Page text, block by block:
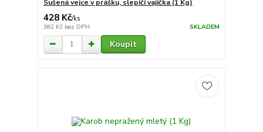
Sušená vejce v prášku, slepičí vajíčka (1 Kg)
428 Kč/ks
382 Kč bez DPH SKLADEM
Koupit